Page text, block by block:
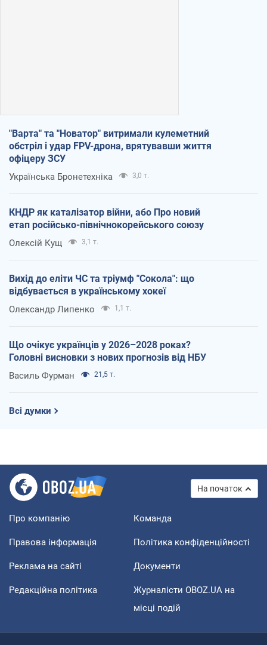
"Варта" та "Новатор" витримали кулеметний
обстріл і удар FPV-дрона, врятувавши життя
офіцеру ЗСУ
Українська Бронетехніка 3,0 т.
КНДР як каталізатор війни, або Про новий
етап російсько-північнокорейського союзу
Олексій Кущ 3,1 т.
Вихід до еліти ЧС та тріумф "Сокола": що
відбувається в українському хокеї
Олександр Липенко 1,1 т.
Що очікує українців у 2026–2028 роках?
Головні висновки з нових прогнозів від НБУ
Василь Фурман 21,5 т.
Всі думки
На початок
Про компанію Команда
Правова інформація Політика конфіденційності
Реклама на сайті Документи
Редакційна політика
Журналісти OBOZ.UA на
місці подій